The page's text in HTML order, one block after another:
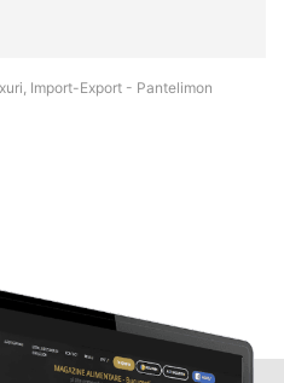
Import-Export - Pantelimon